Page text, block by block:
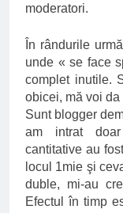
moderatori.
În rândurile
unde « se face
complet inutile.
obicei, mă voi
Sunt blogger
am intrat
cantitative au
locul 1mie şi
duble, mi-au
Efectul în timp